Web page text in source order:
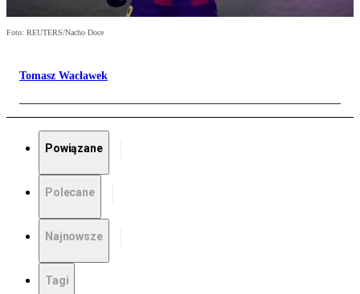
Foto: REUTERS/Nacho Doce
Tomasz Wacławek
Powiązane
Polecane
Najnowsze
Tagi